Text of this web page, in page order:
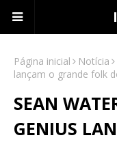
Página inicial Notícia
lançam o grande folk
SEAN
GENIUS